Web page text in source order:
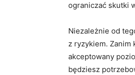
ograniczać skutki
Niezależnie od
z ryzykiem.
akceptowany
będziesz